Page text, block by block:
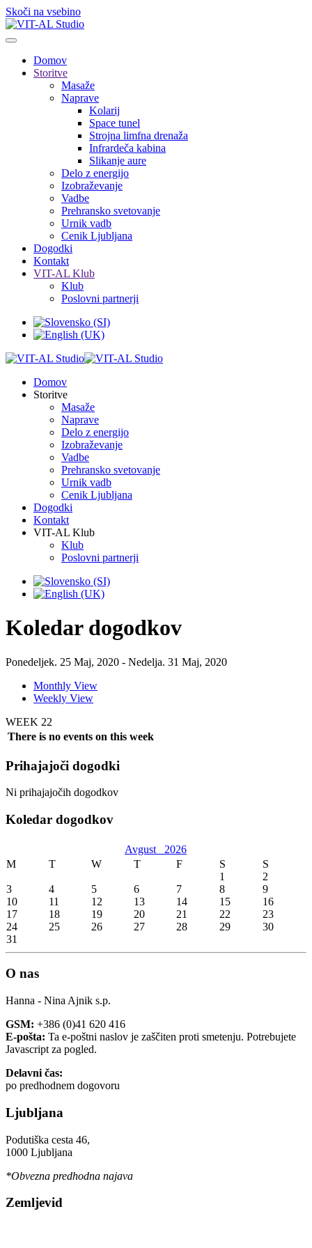
Skoči na vsebino
Domov
Storitve
Masaže
Naprave
Kolarij
Space tunel
Strojna limfna drenaža
Infrardeča kabina
Slikanje aure
Delo z energijo
Izobraževanje
Vadbe
Prehransko svetovanje
Urnik vadb
Cenik Ljubljana
Dogodki
Kontakt
VIT-AL Klub
Klub
Poslovni partnerji
Domov
Storitve
Masaže
Naprave
Delo z energijo
Izobraževanje
Vadbe
Prehransko svetovanje
Urnik vadb
Cenik Ljubljana
Dogodki
Kontakt
VIT-AL Klub
Klub
Poslovni partnerji
Koledar dogodkov
Ponedeljek. 25 Maj, 2020 - Nedelja. 31 Maj, 2020
Monthly View
Weekly View
WEEK 22
There is no events on this week
Prihajajoči dogodki
Ni prihajajočih dogodkov
Koledar dogodkov
Avgust 2026
M
T W T F S
S
1
2
3
4 5 6 7 8
9
10
11 12 13 14 15
16
17
18 19 20 21 22
23
24
25 26 27 28 29
30
31
O nas
Hanna - Nina Ajnik s.p.
GSM: +386 (0)41 620 416
E-pošta: Ta e-poštni naslov je zaščiten proti smetenju. Potrebujete
Javascript za pogled.
Delavni čas:
po predhodnem dogovoru
Ljubljana
Podutiška cesta 46,
1000 Ljubljana
*Obvezna predhodna najava
Zemljevid